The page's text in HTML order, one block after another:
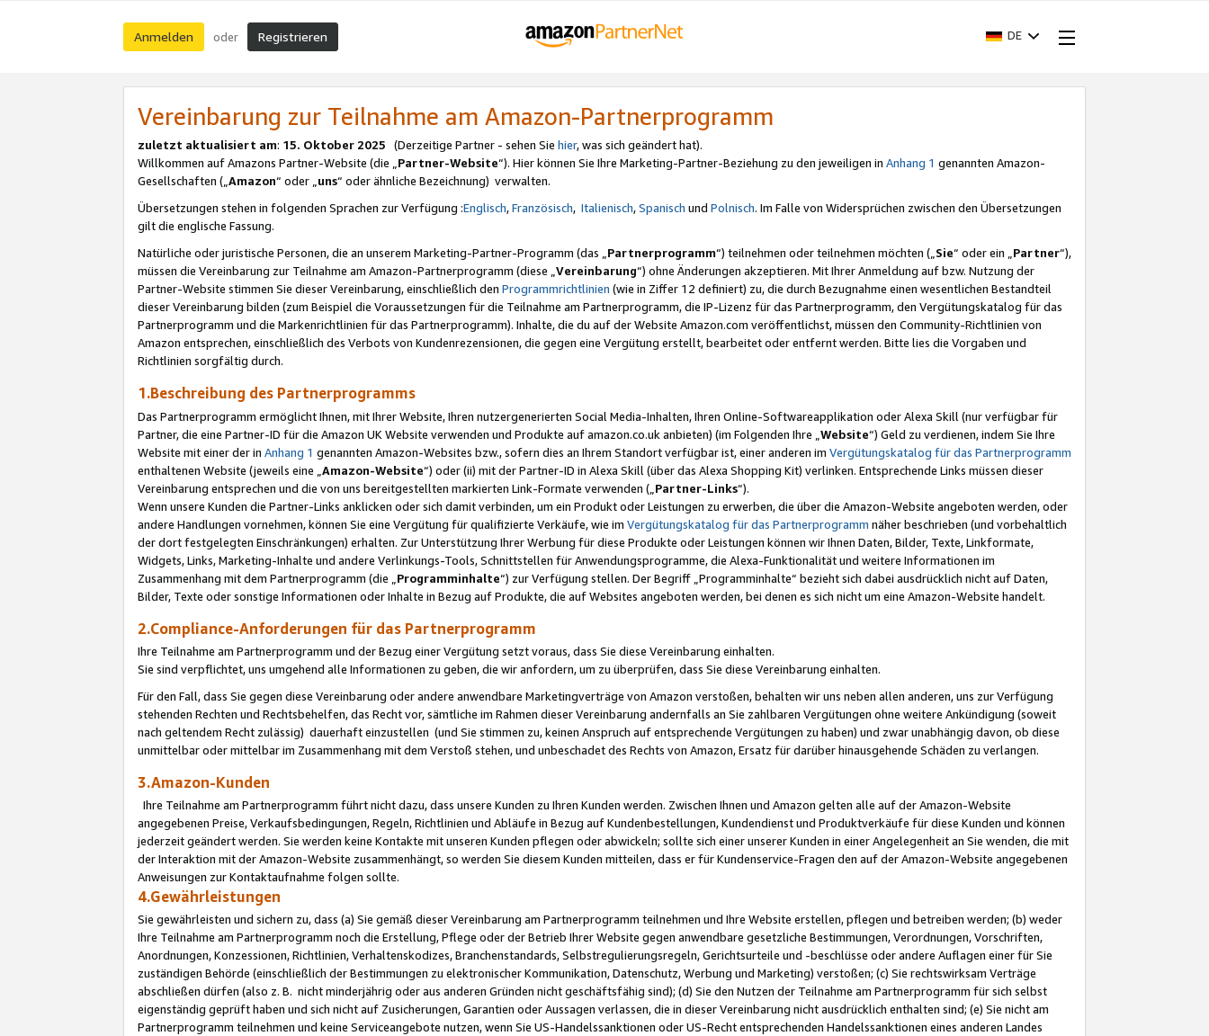
Anmelden oder Registrieren DE
Vereinbarung zur Teilnahme am Amazon-Partnerprogramm
zuletzt aktualisiert am: 15. Oktober 2025 (Derzeitige Partner - sehen Sie hier, was sich geändert hat).
Willkommen auf Amazons Partner-Website (die „Partner-Website“). Hier können Sie Ihre Marketing-Partner-Beziehung zu den jeweiligen in Anhang 1 genannten Amazon-
Gesellschaften („Amazon“ oder „uns“ oder ähnliche Bezeichnung) verwalten.
Übersetzungen stehen in folgenden Sprachen zur Verfügung :Englisch,Französisch, Italienisch,Spanisch und Polnisch. Im Falle von Widersprüchen zwischen den Übersetzungen
gilt die englische Fassung.
Natürliche oder juristische Personen, die an unserem Marketing-Partner-Programm (das „Partnerprogramm“) teilnehmen oder teilnehmen möchten („Sie“ oder ein „Partner“),
müssen die Vereinbarung zur Teilnahme am Amazon-Partnerprogramm (diese „Vereinbarung“) ohne Änderungen akzeptieren. Mit Ihrer Anmeldung auf bzw. Nutzung der
Partner-Website stimmen Sie dieser Vereinbarung, einschließlich den Programmrichtlinien (wie in Ziffer 12 definiert) zu, die durch Bezugnahme einen wesentlichen Bestandteil
dieser Vereinbarung bilden (zum Beispiel die Voraussetzungen für die Teilnahme am Partnerprogramm, die IP-Lizenz für das Partnerprogramm, den Vergütungskatalog für das
Partnerprogramm und die Markenrichtlinien für das Partnerprogramm). Inhalte, die du auf der Website Amazon.com veröffentlichst, müssen den Community-Richtlinien von
Amazon entsprechen, einschließlich des Verbots von Kundenrezensionen, die gegen eine Vergütung erstellt, bearbeitet oder entfernt werden. Bitte lies die Vorgaben und
Richtlinien sorgfältig durch.
1.Beschreibung des Partnerprogramms
Das Partnerprogramm ermöglicht Ihnen, mit Ihrer Website, Ihren nutzergenerierten Social Media-Inhalten, Ihren Online-Softwareapplikation oder Alexa Skill (nur verfügbar für
Partner, die eine Partner-ID für die Amazon UK Website verwenden und Produkte auf amazon.co.uk anbieten) (im Folgenden Ihre „ Website“) Geld zu verdienen, indem Sie Ihre
Website mit einer der in Anhang 1 genannten Amazon-Websites bzw., sofern dies an Ihrem Standort verfügbar ist, einer anderen im Vergütungskatalog für das Partnerprogramm
enthaltenen Website (jeweils eine „ Amazon-Website“) oder (ii) mit der Partner-ID in Alexa Skill (über das Alexa Shopping Kit) verlinken. Entsprechende Links müssen dieser
Vereinbarung entsprechen und die von uns bereitgestellten markierten Link-Formate verwenden („ Partner-Links“).
Wenn unsere Kunden die Partner-Links anklicken oder sich damit verbinden, um ein Produkt oder Leistungen zu erwerben, die über die Amazon-Website angeboten werden, oder
andere Handlungen vornehmen, können Sie eine Vergütung für qualifizierte Verkäufe, wie im Vergütungskatalog für das Partnerprogramm näher beschrieben (und vorbehaltlich
der dort festgelegten Einschränkungen) erhalten. Zur Unterstützung Ihrer Werbung für diese Produkte oder Leistungen können wir Ihnen Daten, Bilder, Texte, Linkformate,
Widgets, Links, Marketing-Inhalte und andere Verlinkungs-Tools, Schnittstellen für Anwendungsprogramme, die Alexa-Funktionalität und weitere Informationen im
Zusammenhang mit dem Partnerprogramm (die „ Programminhalte“) zur Verfügung stellen. Der Begriff „Programminhalte“ bezieht sich dabei ausdrücklich nicht auf Daten,
Bilder, Texte oder sonstige Informationen oder Inhalte in Bezug auf Produkte, die auf Websites angeboten werden, bei denen es sich nicht um eine Amazon-Website handelt.
2.Compliance-Anforderungen für das Partnerprogramm
Ihre Teilnahme am Partnerprogramm und der Bezug einer Vergütung setzt voraus, dass Sie diese Vereinbarung einhalten.
Sie sind verpflichtet, uns umgehend alle Informationen zu geben, die wir anfordern, um zu überprüfen, dass Sie diese Vereinbarung einhalten.
Für den Fall, dass Sie gegen diese Vereinbarung oder andere anwendbare Marketingverträge von Amazon verstoßen, behalten wir uns neben allen anderen, uns zur Verfügung
stehenden Rechten und Rechtsbehelfen, das Recht vor, sämtliche im Rahmen dieser Vereinbarung andernfalls an Sie zahlbaren Vergütungen ohne weitere Ankündigung (soweit
nach geltendem Recht zulässig) dauerhaft einzustellen (und Sie stimmen zu, keinen Anspruch auf entsprechende Vergütungen zu haben) und zwar unabhängig davon, ob diese
unmittelbar oder mittelbar im Zusammenhang mit dem Verstoß stehen, und unbeschadet des Rechts von Amazon, Ersatz für darüber hinausgehende Schäden zu verlangen.
3.Amazon-Kunden
Ihre Teilnahme am Partnerprogramm führt nicht dazu, dass unsere Kunden zu Ihren Kunden werden. Zwischen Ihnen und Amazon gelten alle auf der Amazon-Website
angegebenen Preise, Verkaufsbedingungen, Regeln, Richtlinien und Abläufe in Bezug auf Kundenbestellungen, Kundendienst und Produktverkäufe für diese Kunden und können
jederzeit geändert werden. Sie werden keine Kontakte mit unseren Kunden pflegen oder abwickeln; sollte sich einer unserer Kunden in einer Angelegenheit an Sie wenden, die mit
der Interaktion mit der Amazon-Website zusammenhängt, so werden Sie diesem Kunden mitteilen, dass er für Kundenservice-Fragen den auf der Amazon-Website angegebenen
Anweisungen zur Kontaktaufnahme folgen sollte.
4.Gewährleistungen
Sie gewährleisten und sichern zu, dass (a) Sie gemäß dieser Vereinbarung am Partnerprogramm teilnehmen und Ihre Website erstellen, pflegen und betreiben werden; (b) weder
Ihre Teilnahme am Partnerprogramm noch die Erstellung, Pflege oder der Betrieb Ihrer Website gegen anwendbare gesetzliche Bestimmungen, Verordnungen, Vorschriften,
Anordnungen, Konzessionen, Richtlinien, Verhaltenskodizes, Branchenstandards, Selbstregulierungsregeln, Gerichtsurteile und -beschlüsse oder andere Auflagen einer für Sie
zuständigen Behörde (einschließlich der Bestimmungen zu elektronischer Kommunikation, Datenschutz, Werbung und Marketing) verstoßen; (c) Sie rechtswirksam Verträge
abschließen dürfen (also z. B. nicht minderjährig oder aus anderen Gründen nicht geschäftsfähig sind); (d) Sie den Nutzen der Teilnahme am Partnerprogramm für sich selbst
eigenständig geprüft haben und sich nicht auf Zusicherungen, Garantien oder Aussagen verlassen, die in dieser Vereinbarung nicht ausdrücklich enthalten sind; (e) Sie nicht am
Partnerprogramm teilnehmen und keine Serviceangebote nutzen, wenn Sie US-Handelssanktionen oder US-Recht entsprechenden Handelssanktionen eines anderen Landes